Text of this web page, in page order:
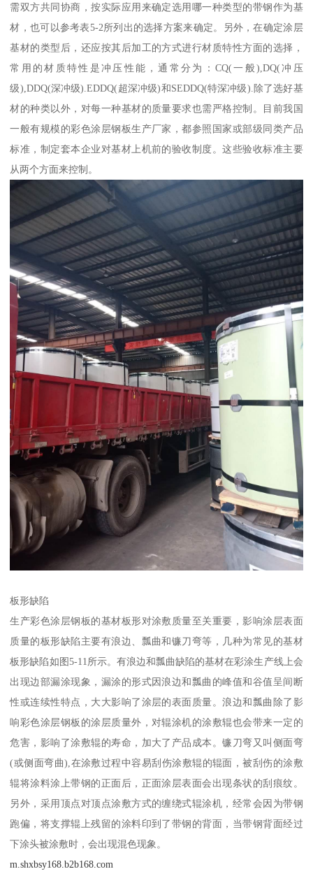
需双方共同协商，按实际应用来确定选用哪一种类型的带钢作为基
材，也可以参考表5-2所列出的选择方案来确定。另外，在确定涂层
基材的类型后，还应按其后加工的方式进行材质特性方面的选择，
常用的材质特性是冲压性能，通常分为：CQ(一般),DQ(冲压
级),DDQ(深冲级).EDDQ(超深冲级)和SEDDQ(特深冲级).除了选好基
材的种类以外，对每一种基材的质量要求也需严格控制。目前我国
一般有规模的彩色涂层钢板生产厂家，都参照国家或部级同类产品
标准，制定套本企业对基材上机前的验收制度。这些验收标准主要
从两个方面来控制。
板形缺陷
生产彩色涂层钢板的基材板形对涂敷质量至关重要，影响涂层表面
质量的板形缺陷主要有浪边、瓢曲和镰刀弯等，几种为常见的基材
板形缺陷如图5-11所示。有浪边和瓢曲缺陷的基材在彩涂生产线上会
出现边部漏涂现象，漏涂的形式因浪边和瓢曲的峰值和谷值呈间断
性或连续性特点，大大影响了涂层的表面质量。浪边和瓢曲除了影
响彩色涂层钢板的涂层质量外，对辊涂机的涂敷辊也会带来一定的
危害，影响了涂敷辊的寿命，加大了产品成本。镰刀弯又叫侧面弯
(或侧面弯曲),在涂敷过程中容易刮伤涂敷辊的辊面，被刮伤的涂敷
辊将涂料涂上带钢的正面后，正面涂层表面会出现条状的刮痕纹。
另外，采用顶点对顶点涂敷方式的缠绕式辊涂机，经常会因为带钢
跑偏，将支撑辊上残留的涂料印到了带钢的背面，当带钢背面经过
下涂头被涂敷时，会出现混色现象。
m.shxbsy168.b2b168.com